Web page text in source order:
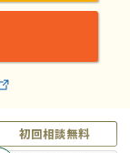
初回相談無料